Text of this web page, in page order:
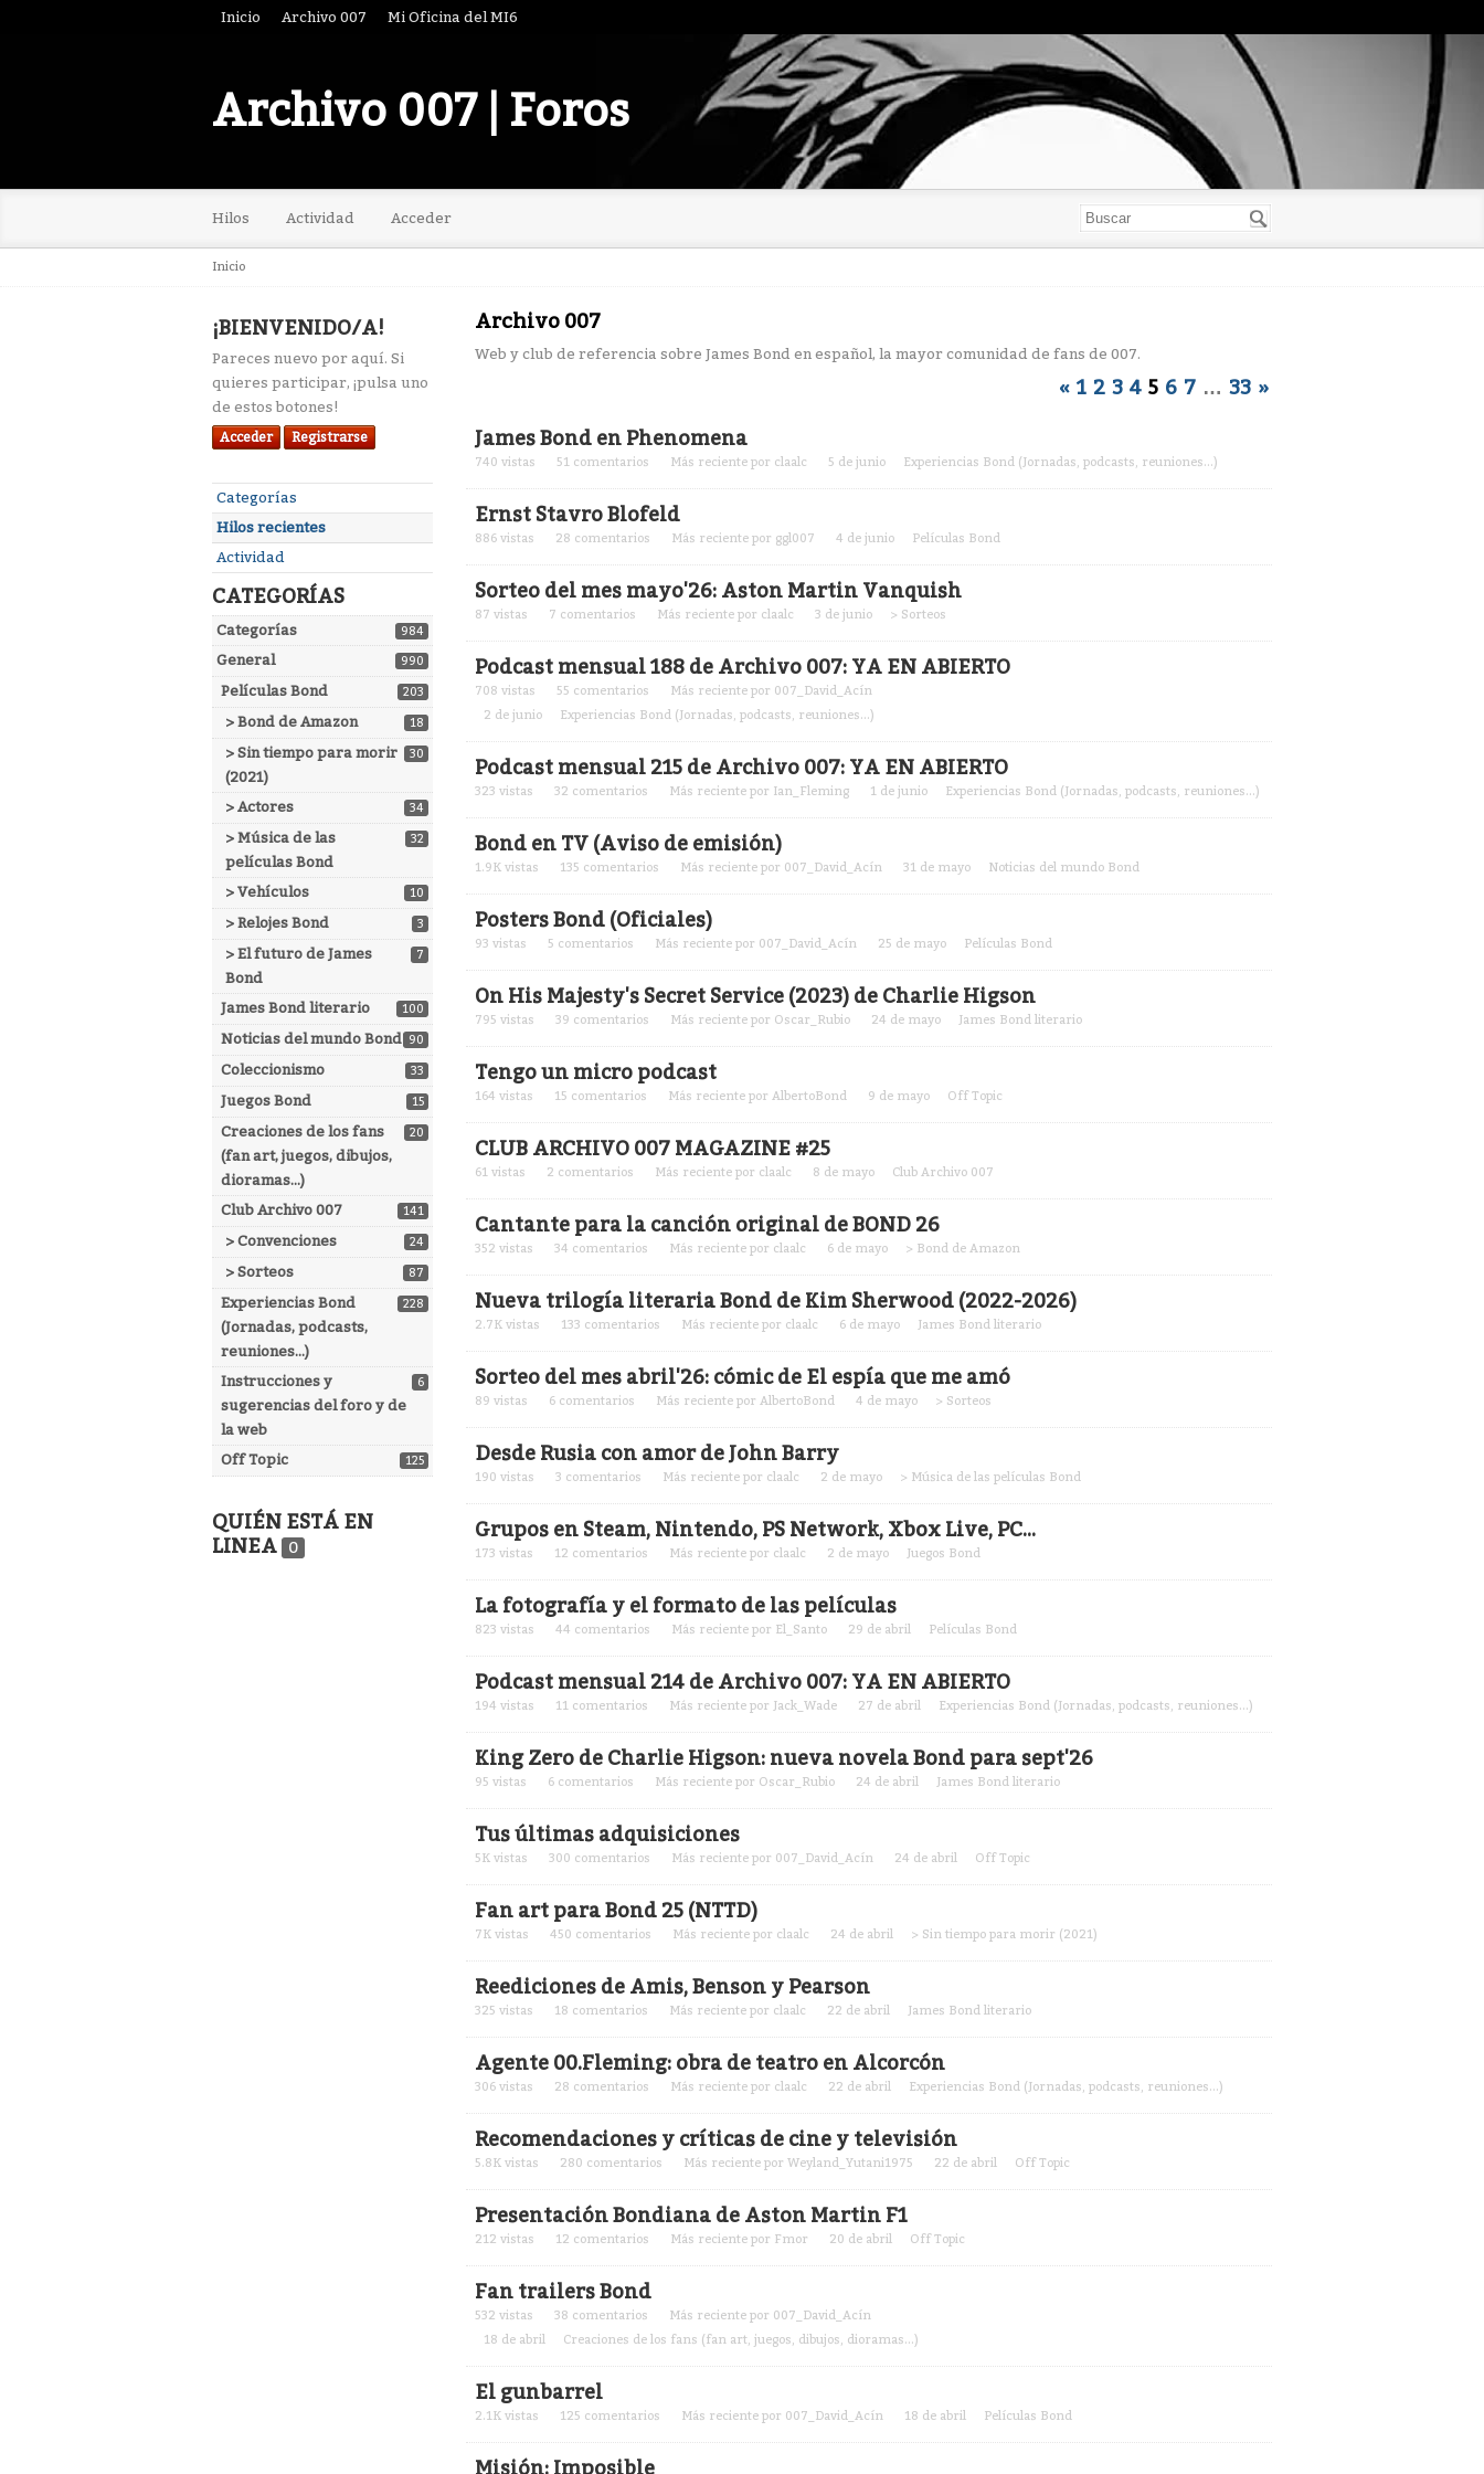
Inicio Archivo 007 Mi Oficina del MI6
Archivo 007 | Foros
Hilos Actividad Acceder
Inicio
¡BIENVENIDO/A!
Pareces nuevo por aquí. Si
quieres participar, ¡pulsa uno
de estos botones!
Acceder Registrarse
Enlaces
rápidos
Categorías
Hilos recientes
Actividad
CATEGORÍAS
984
Categorías
990
General
203
Películas Bond
18
> Bond de Amazon
30
> Sin tiempo para morir
(2021)
34
> Actores
32
> Música de las
películas Bond
10
> Vehículos
3
> Relojes Bond
7
> El futuro de James
Bond
100
James Bond literario
90
Noticias del mundo Bond
33
Coleccionismo
15
Juegos Bond
20
Creaciones de los fans
(fan art, juegos, dibujos,
dioramas...)
141
Club Archivo 007
24
> Convenciones
87
> Sorteos
228
Experiencias Bond
(Jornadas, podcasts,
reuniones...)
6
Instrucciones y
sugerencias del foro y de
la web
125
Off Topic
QUIÉN ESTÁ EN
LINEA
0
Archivo 007
Web y club de referencia sobre James Bond en español, la mayor comunidad de fans de 007.
« 1 2 3 4 5 6 7 … 33 »
de
discusión
James Bond en Phenomena
740 vistas 51 comentarios Más reciente por claalc 5 de junio Experiencias Bond (Jornadas, podcasts, reuniones...)
Ernst Stavro Blofeld
886 vistas 28 comentarios Más reciente por ggl007 4 de junio Películas Bond
Sorteo del mes mayo'26: Aston Martin Vanquish
87 vistas 7 comentarios Más reciente por claalc 3 de junio > Sorteos
Podcast mensual 188 de Archivo 007: YA EN ABIERTO
708 vistas 55 comentarios Más reciente por 007_David_Acín
2 de junio
Experiencias Bond (Jornadas, podcasts, reuniones...)
Podcast mensual 215 de Archivo 007: YA EN ABIERTO
323 vistas 32 comentarios Más reciente por Ian_Fleming 1 de junio Experiencias Bond (Jornadas, podcasts, reuniones...)
Bond en TV (Aviso de emisión)
1.9K vistas 135 comentarios Más reciente por 007_David_Acín 31 de mayo Noticias del mundo Bond
Posters Bond (Oficiales)
93 vistas 5 comentarios Más reciente por 007_David_Acín 25 de mayo Películas Bond
On His Majesty's Secret Service (2023) de Charlie Higson
795 vistas 39 comentarios Más reciente por Oscar_Rubio 24 de mayo James Bond literario
Tengo un micro podcast
164 vistas 15 comentarios Más reciente por AlbertoBond 9 de mayo Off Topic
CLUB ARCHIVO 007 MAGAZINE #25
61 vistas 2 comentarios Más reciente por claalc 8 de mayo Club Archivo 007
Cantante para la canción original de BOND 26
352 vistas 34 comentarios Más reciente por claalc 6 de mayo > Bond de Amazon
Nueva trilogía literaria Bond de Kim Sherwood (2022-2026)
2.7K vistas 133 comentarios Más reciente por claalc 6 de mayo James Bond literario
Sorteo del mes abril'26: cómic de El espía que me amó
89 vistas 6 comentarios Más reciente por AlbertoBond 4 de mayo > Sorteos
Desde Rusia con amor de John Barry
190 vistas 3 comentarios Más reciente por claalc 2 de mayo > Música de las películas Bond
Grupos en Steam, Nintendo, PS Network, Xbox Live, PC...
173 vistas 12 comentarios Más reciente por claalc 2 de mayo Juegos Bond
La fotografía y el formato de las películas
823 vistas 44 comentarios Más reciente por El_Santo 29 de abril Películas Bond
Podcast mensual 214 de Archivo 007: YA EN ABIERTO
194 vistas 11 comentarios Más reciente por Jack_Wade 27 de abril Experiencias Bond (Jornadas, podcasts, reuniones...)
King Zero de Charlie Higson: nueva novela Bond para sept'26
95 vistas 6 comentarios Más reciente por Oscar_Rubio 24 de abril James Bond literario
Tus últimas adquisiciones
5K vistas 300 comentarios Más reciente por 007_David_Acín 24 de abril Off Topic
Fan art para Bond 25 (NTTD)
7K vistas 450 comentarios Más reciente por claalc 24 de abril > Sin tiempo para morir (2021)
Reediciones de Amis, Benson y Pearson
325 vistas 18 comentarios Más reciente por claalc 22 de abril James Bond literario
Agente 00.Fleming: obra de teatro en Alcorcón
306 vistas 28 comentarios Más reciente por claalc 22 de abril Experiencias Bond (Jornadas, podcasts, reuniones...)
Recomendaciones y críticas de cine y televisión
5.8K vistas 280 comentarios Más reciente por Weyland_Yutani1975 22 de abril Off Topic
Presentación Bondiana de Aston Martin F1
212 vistas 12 comentarios Más reciente por Fmor 20 de abril Off Topic
Fan trailers Bond
532 vistas 38 comentarios Más reciente por 007_David_Acín
18 de abril
Creaciones de los fans (fan art, juegos, dibujos, dioramas...)
El gunbarrel
2.1K vistas 125 comentarios Más reciente por 007_David_Acín 18 de abril Películas Bond
Misión: Imposible